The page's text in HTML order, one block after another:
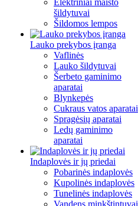
Elektriniai maisto
šildytuvai
Šildomos lempos
Lauko prekybos įranga
Vaflinės
Lauko šildytuvai
Šerbeto gaminimo
aparatai
Blynkepės
Cukraus vatos aparatai
Spragėsių aparatai
Ledų gaminimo
aparatai
Indaplovės ir jų priedai
Pobarinės indaplovės
Kupolinės indaplovės
Tunelinės indaplovės
Vandens minkštintuvai